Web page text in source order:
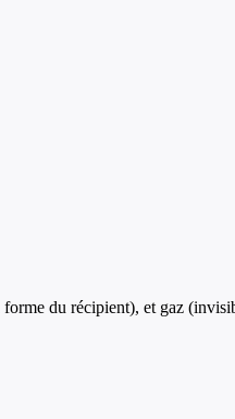
du récipient), et gaz